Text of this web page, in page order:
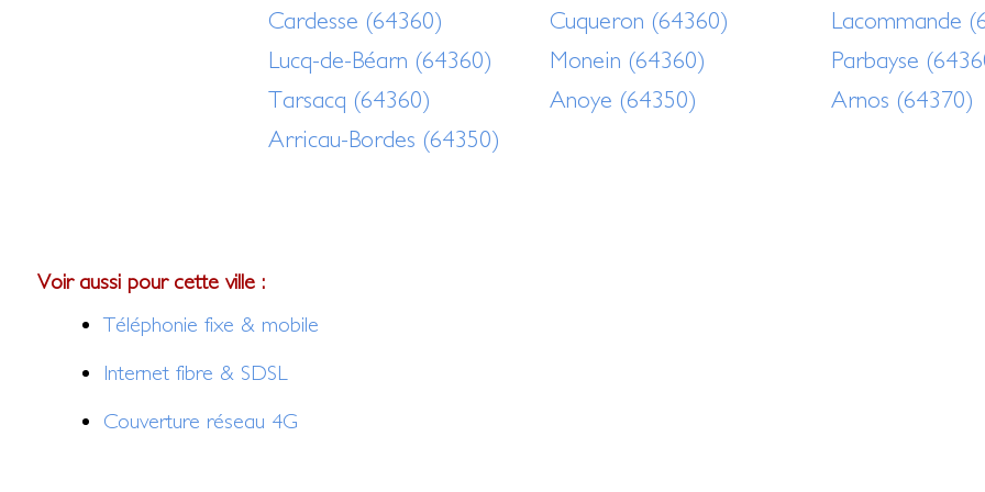
Cardesse (64360) Cuqueron (64360)
Lacommande
Lucq-de-Béarn (64360)
Monein (64360)
Parbayse
Tarsacq (64360)
Anoye (64350)
Arnos (64370)
Arricau-Bordes (64350)
Voir aussi pour cette ville :
Téléphonie fixe & mobile
Internet fibre & SDSL
Couverture réseau 4G